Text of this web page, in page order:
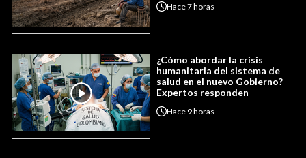
Hace7 horas
¿Cómo abordar la crisis
humanitaria del sistema de
salud en el nuevo Gobierno?
Expertos responden
Hace 9 horas